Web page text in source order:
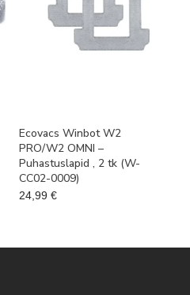
Ecovacs Winbot W2
PRO/W2 OMNI –
Puhastuslapid , 2 tk (W-
CC02-0009)
24,99 €